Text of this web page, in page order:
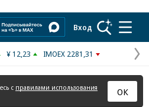
Вход
¥ 12,23 IMOEX 2281,31
с правилами использования
ОК